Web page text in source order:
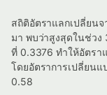
สถิติอัตราแลกเปลี่ยน
มา พบว่าสูงสุดในช่วง
ที่ 0.3376 ทำให้อัตรา
โดยอัตราการเปลี่ยนแ
0.58